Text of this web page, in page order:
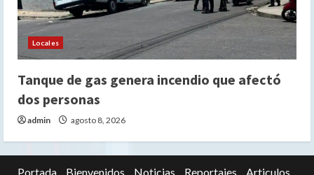
Locales
Tanque de gas genera incendio que afectó
dos personas
admin agosto 8, 2026
Portada Bienvenidos Noticias Reportajes Articulos